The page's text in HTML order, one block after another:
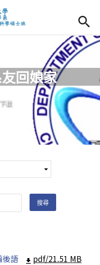
Open
Open
回娘家
載
語
pdf/21.51 MB